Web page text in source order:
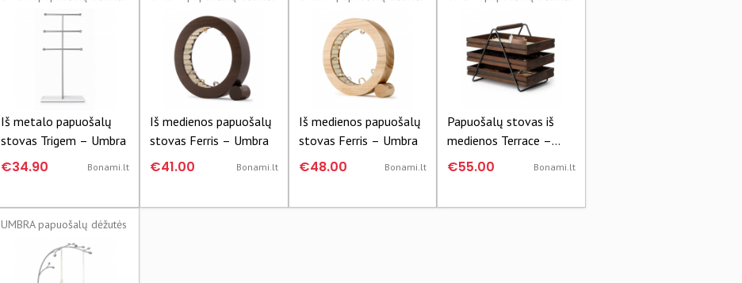
Iš metalo papuošalų
stovas Trigem – Umbra
€34.90 Bonami.lt
Iš medienos papuošalų
stovas Ferris – Umbra
€41.00 Bonami.lt
Iš medienos papuošalų
stovas Ferris – Umbra
€48.00 Bonami.lt
Papuošalų stovas iš
medienos Terrace –
Umbra
€55.00 Bonami.lt
UMBRA papuošalų dėžutės